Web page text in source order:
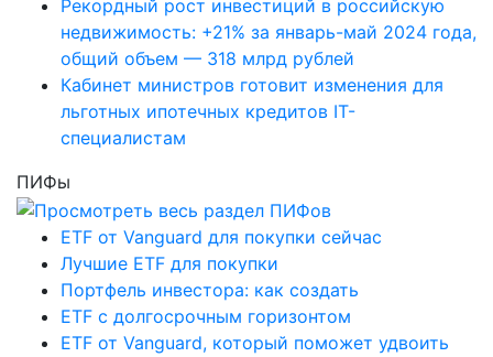
Рекордный рост инвестиций в российскую
недвижимость: +21% за январь-май 2024 года,
общий объем — 318 млрд рублей
Кабинет министров готовит изменения для
льготных ипотечных кредитов IT-
специалистам
ПИФы
ETF от Vanguard для покупки сейчас
Лучшие ETF для покупки
Портфель инвестора: как создать
ETF с долгосрочным горизонтом
ETF от Vanguard, который поможет удвоить